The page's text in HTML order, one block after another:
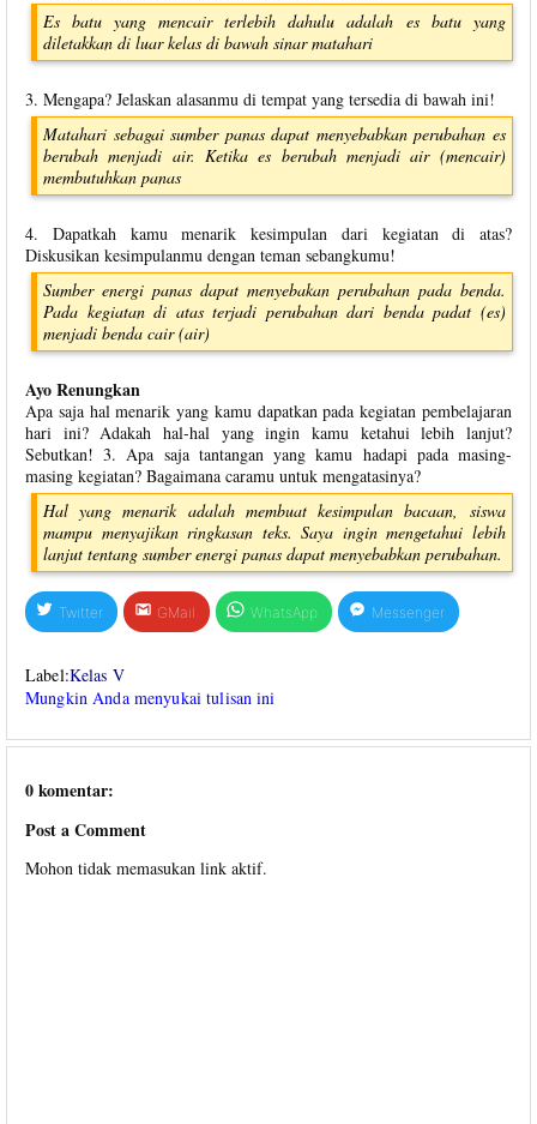
Es batu yang mencair terlebih dahulu adalah es batu yang
diletakkan di luar kelas di bawah sinar matahari
3. Mengapa? Jelaskan alasanmu di tempat yang tersedia di bawah ini!
Matahari sebagai sumber panas dapat menyebabkan perubahan es
berubah menjadi air. Ketika es berubah menjadi air (mencair)
membutuhkan panas
4. Dapatkah kamu menarik kesimpulan dari kegiatan di atas?
Diskusikan kesimpulanmu dengan teman sebangkumu!
Sumber energi panas dapat menyebakan perubahan pada benda.
Pada kegiatan di atas terjadi perubahan dari benda padat (es)
menjadi benda cair (air)
Ayo Renungkan
Apa saja hal menarik yang kamu dapatkan pada kegiatan pembelajaran
hari ini? Adakah hal-hal yang ingin kamu ketahui lebih lanjut?
Sebutkan! 3. Apa saja tantangan yang kamu hadapi pada masing-
masing kegiatan? Bagaimana caramu untuk mengatasinya?
Hal yang menarik adalah membuat kesimpulan bacaan, siswa
mampu menyajikan ringkasan teks. Saya ingin mengetahui lebih
lanjut tentang sumber energi panas dapat menyebabkan perubahan.
Twitter GMail WhatsApp Messenger
Label:Kelas V
Mungkin Anda menyukai tulisan ini
0 komentar:
Post a Comment
Mohon tidak memasukan link aktif.